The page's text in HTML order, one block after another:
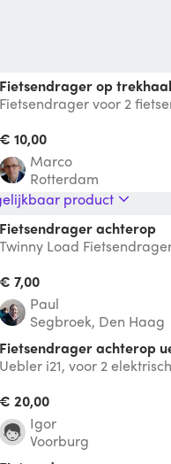
Fietsendrager op
Fietsendrager voor 2
€ 10,00
Marco
Rotterdam
product
Fietsendrager achterop
Twinny Load
€ 7,00
Paul
Segbroek, Den Haag
Fietsendrager achterop
Uebler i21, voor 2
€ 20,00
Igor
Voorburg